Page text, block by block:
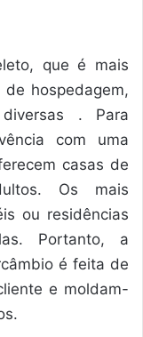
que é mais
hospedagem,
. Para
com uma
casas de
Os mais
ou residências
Portanto, a
é feita de
e moldam-